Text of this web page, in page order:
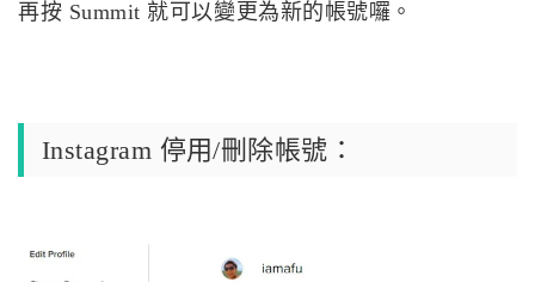
再按 Summit 就可以變更為新的帳號囉。
Instagram 停用/刪除帳號：